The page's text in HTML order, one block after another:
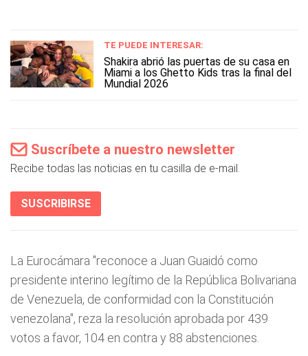
TE PUEDE INTERESAR:
Shakira abrió las puertas de su casa en
Miami a los Ghetto Kids tras la final del
Mundial 2026
Suscríbete a nuestro newsletter
Recibe todas las noticias en tu casilla de e-mail.
SUSCRIBIRSE
La Eurocámara "reconoce a Juan Guaidó como
presidente interino legítimo de la República Bolivariana
de Venezuela, de conformidad con la Constitución
venezolana", reza la resolución aprobada por 439
votos a favor, 104 en contra y 88 abstenciones.